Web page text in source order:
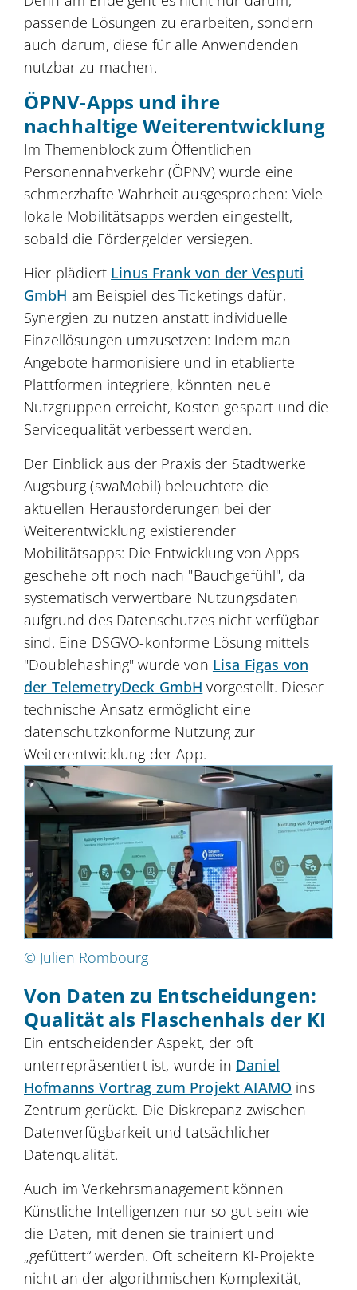
passende Lösungen zu erarbeiten, sondern
auch darum, diese für alle Anwendenden
nutzbar zu machen.
ÖPNV-Apps und ihre
nachhaltige Weiterentwicklung
Im Themenblock zum Öffentlichen
Personennahverkehr (ÖPNV) wurde eine
schmerzhafte Wahrheit ausgesprochen: Viele
lokale Mobilitätsapps werden eingestellt,
sobald die Fördergelder versiegen.
Hier plädiert Linus Frank von der Vesputi
GmbH am Beispiel des Ticketings dafür,
Synergien zu nutzen anstatt individuelle
Einzellösungen umzusetzen: Indem man
Angebote harmonisiere und in etablierte
Plattformen integriere, könnten neue
Nutzgruppen erreicht, Kosten gespart und die
Servicequalität verbessert werden.
Der Einblick aus der Praxis der Stadtwerke
Augsburg (swaMobil) beleuchtete die
aktuellen Herausforderungen bei der
Weiterentwicklung existierender
Mobilitätsapps: Die Entwicklung von Apps
geschehe oft noch nach "Bauchgefühl", da
systematisch verwertbare Nutzungsdaten
aufgrund des Datenschutzes nicht verfügbar
sind. Eine DSGVO-konforme Lösung mittels
"Doublehashing" wurde von Lisa Figas von
der TelemetryDeck GmbH vorgestellt. Dieser
technische Ansatz ermöglicht eine
datenschutzkonforme Nutzung zur
Weiterentwicklung der App.
© Julien Rombourg
Von Daten zu Entscheidungen:
Qualität als Flaschenhals der KI
Ein entscheidender Aspekt, der oft
unterrepräsentiert ist, wurde in Daniel
Hofmanns Vortrag zum Projekt AIAMO ins
Zentrum gerückt. Die Diskrepanz zwischen
Datenverfügbarkeit und tatsächlicher
Datenqualität.
Auch im Verkehrsmanagement können
Künstliche Intelligenzen nur so gut sein wie
die Daten, mit denen sie trainiert und
„gefüttert“ werden. Oft scheitern KI-Projekte
nicht an der algorithmischen Komplexität,